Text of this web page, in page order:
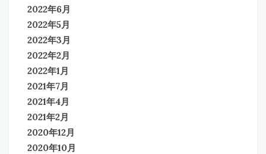
2022年6月
2022年5月
2022年3月
2022年2月
2022年1月
2021年7月
2021年4月
2021年2月
2020年12月
2020年10月